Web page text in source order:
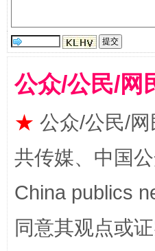
解纷+调解+退费，一
公众/公民/网
★ 公众/公民/
共传媒、中国
China publics
同意其观点或